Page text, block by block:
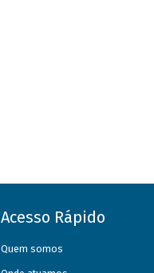
Acesso Rápido
Quem somos